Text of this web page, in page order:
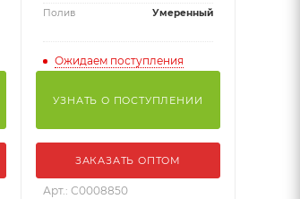
Полив Умеренный
Ожидаем поступления
УЗНАТЬ О ПОСТУПЛЕНИИ
ЗАКАЗАТЬ ОПТОМ
Арт.: С0008850